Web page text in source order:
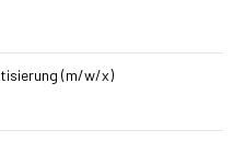
(m/w/x)